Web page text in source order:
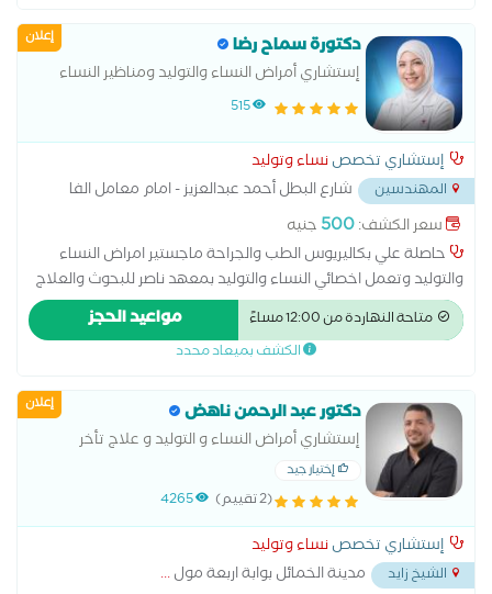
إعلان دكتورة سماح رضا
إستشاري أمراض النساء والتوليد ومناظير النساء
والحقن المجهرى والتجميل النسائى اخصائي النساء
515
إستشاري تخصصنساء وتوليد
المهندسين
شارع البطل أحمد عبدالعزيز - امام معامل الفا
سعر الكشف:500 جنيه
حاصلة علي بكاليريوس الطب والجراحة ماجستير امراض النساء
والتوليد وتعمل اخصائي النساء والتوليد بمعهد ناصر للبحوث والعلاج
وأخصائي أمراض النساء والتوليد ومناظير النساء والحقن المجهرى
والتجميل النسائى......
متاحة النهاردة من 12:00 مساءً مواعيد الحجز
الكشف بميعاد محدد
إعلان دكتور عبد الرحمن ناهض
إستشاري أمراض النساء و التوليد و علاج تأخر
الإنجاب
إختيار جيد
(2 تقييم) 4265
إستشاري تخصصنساء وتوليد
الشيخ زايد مدينة الخمائل بوابة اربعة مول...